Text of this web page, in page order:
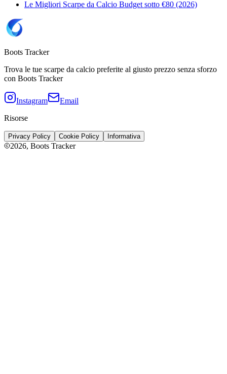
Le Migliori Scarpe da Calcio Budget sotto €80 (2026)
Boots Tracker
Trova le tue scarpe da calcio preferite al giusto prezzo senza sforzo
con Boots Tracker
Instagram
Email
Risorse
Privacy Policy Cookie Policy Informativa
2026, Boots Tracker